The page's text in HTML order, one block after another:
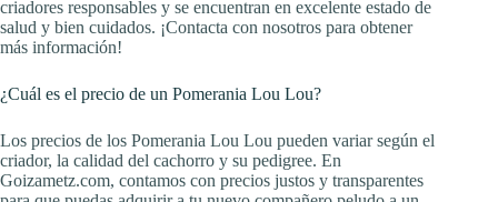
criadores responsables y se encuentran en excelente estado de
salud y bien cuidados. ¡Contacta con nosotros para obtener
más información!
¿Cuál es el precio de un Pomerania Lou Lou?
Los precios de los Pomerania Lou Lou pueden variar según el
criador, la calidad del cachorro y su pedigree. En
Goizametz.com, contamos con precios justos y transparentes